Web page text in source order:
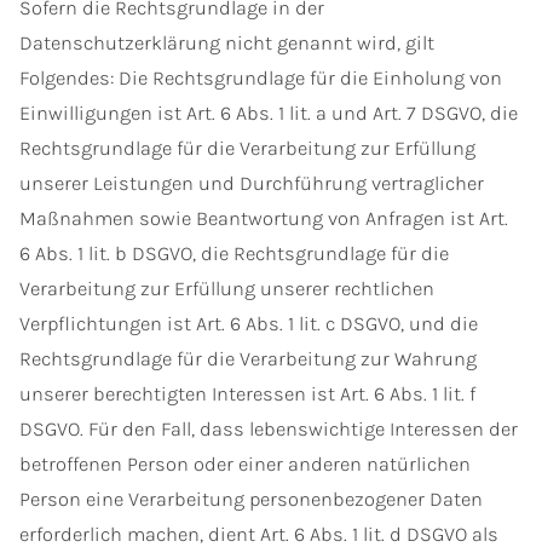
Sofern die Rechtsgrundlage in der
Datenschutzerklärung nicht genannt wird, gilt
Folgendes: Die Rechtsgrundlage für die Einholung von
Einwilligungen ist Art. 6 Abs. 1 lit. a und Art. 7 DSGVO, die
Rechtsgrundlage für die Verarbeitung zur Erfüllung
unserer Leistungen und Durchführung vertraglicher
Maßnahmen sowie Beantwortung von Anfragen ist Art.
6 Abs. 1 lit. b DSGVO, die Rechtsgrundlage für die
Verarbeitung zur Erfüllung unserer rechtlichen
Verpflichtungen ist Art. 6 Abs. 1 lit. c DSGVO, und die
Rechtsgrundlage für die Verarbeitung zur Wahrung
unserer berechtigten Interessen ist Art. 6 Abs. 1 lit. f
DSGVO. Für den Fall, dass lebenswichtige Interessen der
betroffenen Person oder einer anderen natürlichen
Person eine Verarbeitung personenbezogener Daten
erforderlich machen, dient Art. 6 Abs. 1 lit. d DSGVO als